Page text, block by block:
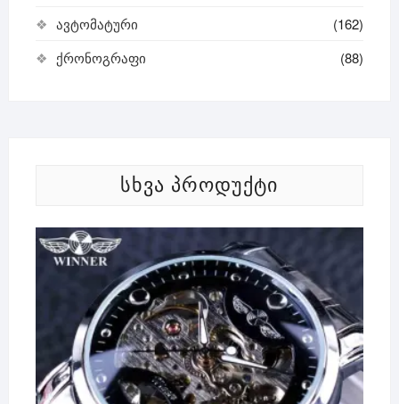
ავტომატური
(162)
ქრონოგრაფი
(88)
ᲡᲮᲕᲐ ᲞᲠᲝᲓᲣᲥᲢᲘ